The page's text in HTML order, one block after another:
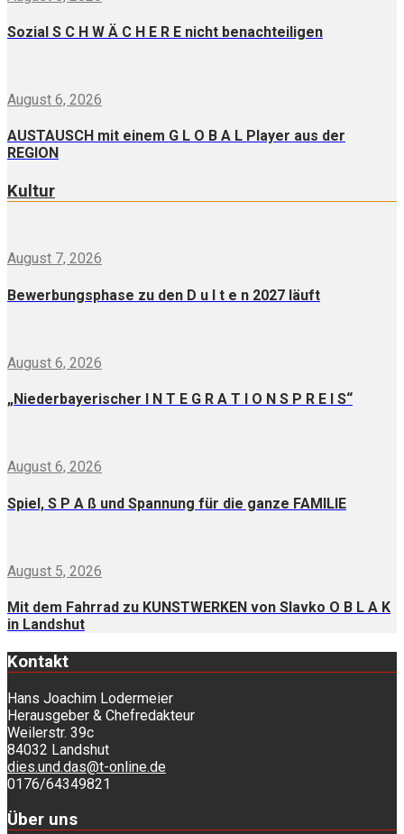
Sozial S C H W Ä C H E R E nicht benachteiligen
August 6, 2026
AUSTAUSCH mit einem G L O B A L Player aus der
REGION
Kultur
August 7, 2026
Bewerbungsphase zu den D u l t e n 2027 läuft
August 6, 2026
„Niederbayerischer I N T E G R A T I O N S P R E I S“
August 6, 2026
Spiel, S P A ß und Spannung für die ganze FAMILIE
August 5, 2026
Mit dem Fahrrad zu KUNSTWERKEN von Slavko O B L A K
in Landshut
Kontakt
Hans Joachim Lodermeier
Herausgeber & Chefredakteur
Weilerstr. 39c
84032 Landshut
dies.und.das@t-online.de
0176/64349821
Über uns